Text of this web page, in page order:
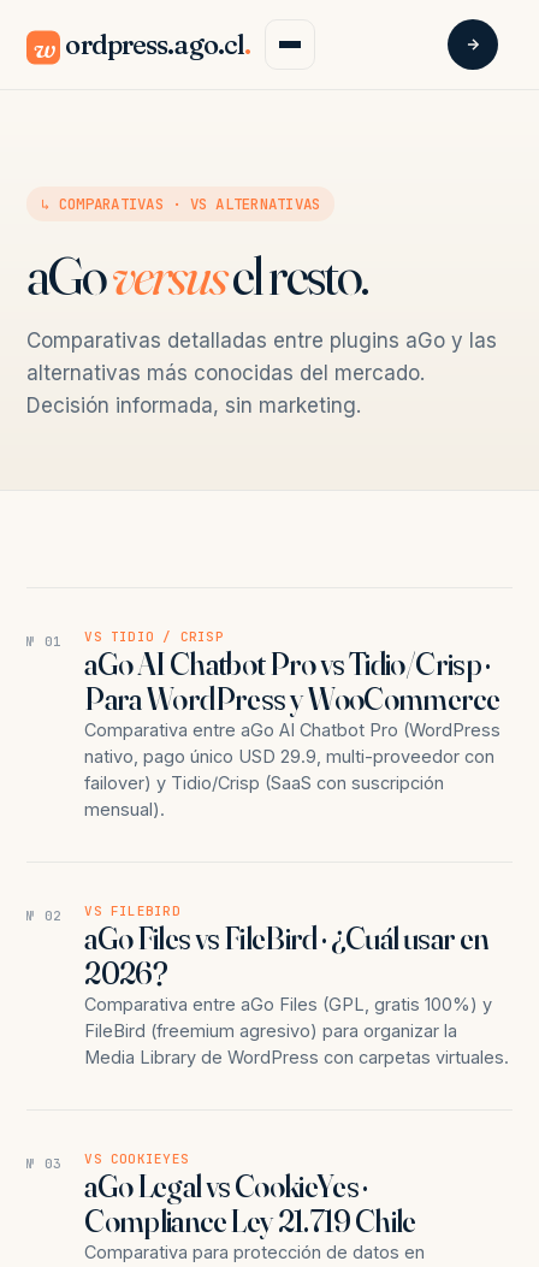
w ordpress.ago.cl.
↳ COMPARATIVAS · VS ALTERNATIVAS
aGoversusel resto.
Comparativas detalladas entre plugins aGo y las
alternativas más conocidas del mercado.
Decisión informada, sin marketing.
№ 01 VS TIDIO / CRISP
aGo AI Chatbot Pro vs Tidio/Crisp ·
Para WordPress y WooCommerce
Comparativa entre aGo AI Chatbot Pro (WordPress
nativo, pago único USD 29.9, multi-proveedor con
failover) y Tidio/Crisp (SaaS con suscripción
mensual).
№ 02 VS FILEBIRD
aGo Files vs FileBird · ¿Cuál usar en
2026?
Comparativa entre aGo Files (GPL, gratis 100%) y
FileBird (freemium agresivo) para organizar la
Media Library de WordPress con carpetas virtuales.
№ 03 VS COOKIEYES
aGo Legal vs CookieYes ·
Compliance Ley 21.719 Chile
Comparativa para protección de datos en